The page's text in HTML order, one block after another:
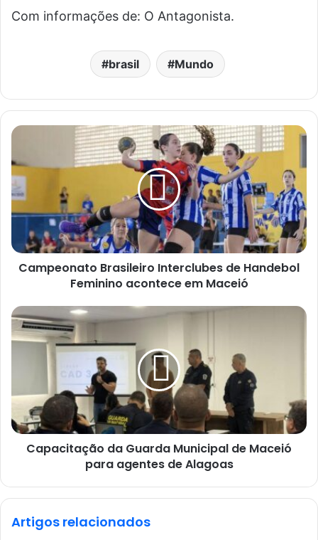
Com informações de: O Antagonista.
brasil Mundo
Campeonato Brasileiro Interclubes de Handebol
Feminino acontece em Maceió
Capacitação da Guarda Municipal de Maceió
para agentes de Alagoas
Artigos relacionados